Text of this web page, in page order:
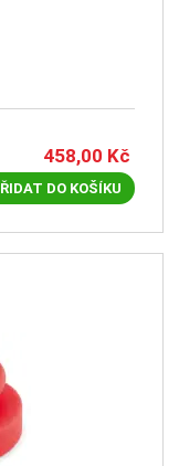
458,00 Kč
DO KOŠÍKU